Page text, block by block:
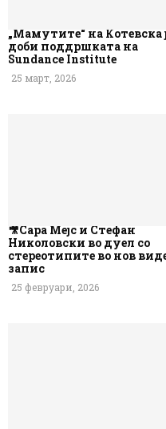
„Мамутите“ на Котевска
доби поддршката на
Sundance Institute
25 март, 2026
🎥Сара Мејс и Стефан
Николовски во дуел со
стереотипите во нов
запис
25 февруари, 2026